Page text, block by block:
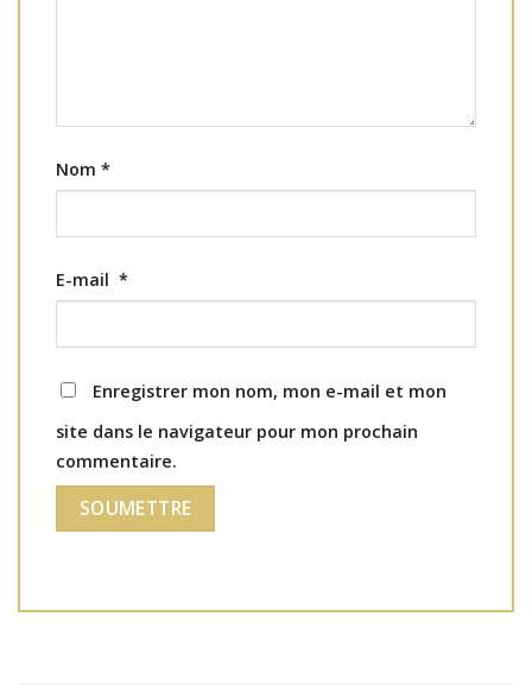
Nom *
E-mail *
Enregistrer mon nom, mon e-mail et mon
site dans le navigateur pour mon prochain
commentaire.